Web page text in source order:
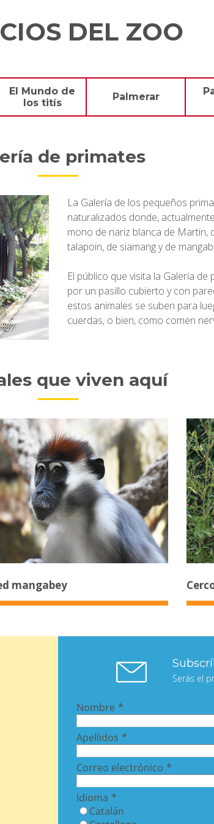
DEL ZOO
El Mundo de
los titís
Palmerar
de primates
La Galería de los pequeños
naturalizados donde,
mono de nariz blanca de Martin,
talapoin, de siamang y de
El público que visita la Galería
por un pasillo cubierto y con
estos animales se suben para
cuerdas, o bien, como comen
que viven aquí
mangabey
Serás el